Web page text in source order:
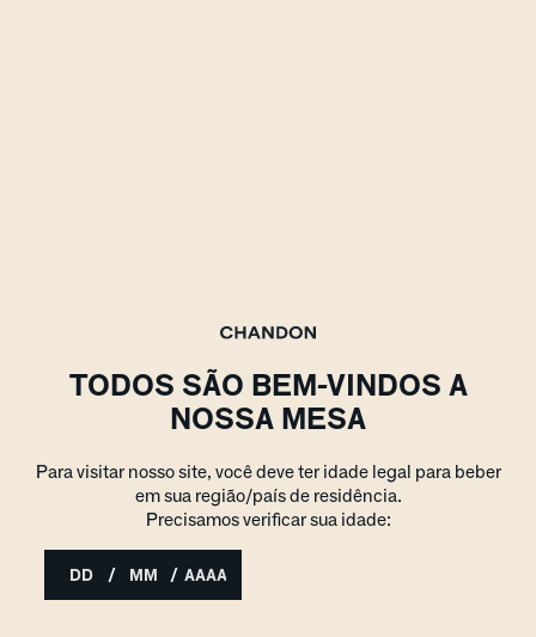
TODOS SÃO BEM-VINDOS A
NOSSA MESA
Para visitar nosso site, você deve ter idade legal para beber
em sua região/país de residência.
Precisamos verificar sua idade:
/ /